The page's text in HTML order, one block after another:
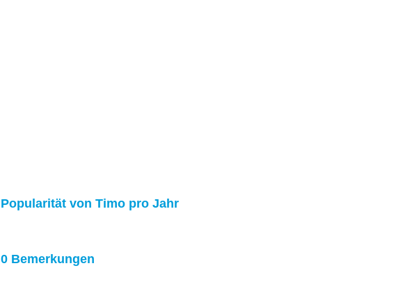
Popularität von Timo pro Jahr
0 Bemerkungen